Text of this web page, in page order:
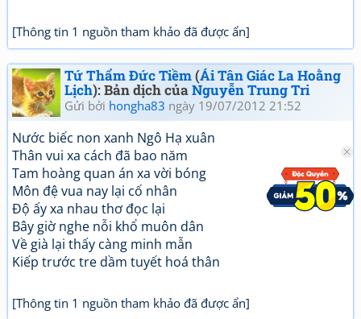
[Thông tin 1 nguồn tham khảo đã được ẩn]
Tứ Thẩm Đức Tiềm(Ái Tân Giác La Hoằng
Lịch): Bản dịch củaNguyễn Trung Tri
Gửi bởi hongha83 ngày 19/07/2012 21:52
Nước biếc non xanh Ngô Hạ xuân
Thân vui xa cách đã bao năm
Tam hoàng quan án xa vời bóng
Môn đệ vua nay lại cố nhân
Độ ấy xa nhau thơ đọc lại
Bây giờ nghe nỗi khổ muôn dân
Về già lại thấy càng minh mẫn
Kiếp trước tre dầm tuyết hoá thân
[Thông tin 1 nguồn tham khảo đã được ẩn]